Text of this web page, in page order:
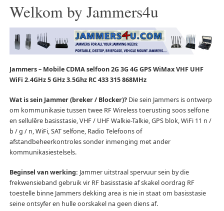
Welkom by Jammers4u
Jammers – Mobile CDMA selfoon 2G 3G 4G GPS WiMax VHF UHF
WiFi 2.4GHz 5 GHz 3.5Ghz RC 433 315 868MHz
Wat is sein Jammer (breker / Blocker)?Die sein Jammers is ontwerp
om kommunikasie tussen twee RF Wireless toerusting soos selfone
en sellulêre basisstasie, VHF / UHF Walkie-Talkie, GPS blok, WiFi 11 n /
b / g / n, WiFi, SAT selfone, Radio Telefoons of
afstandbeheerkontroles sonder inmenging met ander
kommunikasiestelsels.
Beginsel van werking: Jammer uitstraal spervuur sein by die
frekwensieband gebruik vir RF basisstasie af skakel oordrag RF
toestelle binne Jammers dekking area is nie in staat om basisstasie
seine ontsyfer en hulle oorskakel na geen diens af.